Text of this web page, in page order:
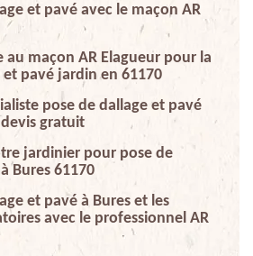
et pavé avec le maçon AR
au maçon AR Elagueur pour la
et pavé jardin en 61170
pose de dallage et pavé
gratuit
jardinier pour pose de
Bures 61170
et pavé à Bures et les
avec le professionnel AR